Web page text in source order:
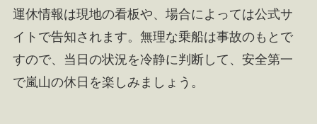
運休情報は現地の看板や、場合によっては公式サ
イトで告知されます。無理な乗船は事故のもとで
すので、当日の状況を冷静に判断して、安全第一
で嵐山の休日を楽しみましょう。